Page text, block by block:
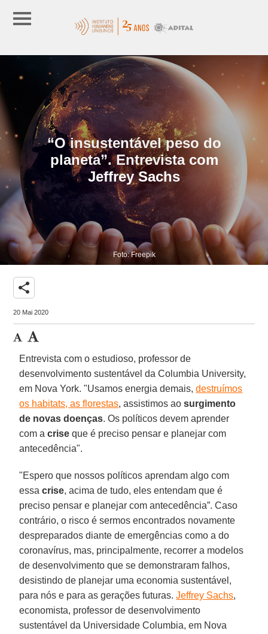
“O insustentável peso do
planeta”. Entrevista com
Jeffrey Sachs
Foto: Freepik
share
20 Mai 2020
Entrevista com o estudioso, professor de
desenvolvimento sustentável da Columbia University,
em Nova York. "Usamos energia demais,destruímos
os habitats, as florestas, assistimos aosurgimento
de novas doenças. Os políticos devem aprender
com acrise que é preciso pensar e planejar com
antecedência".
"Espero que nossos políticos aprendam algo com
essacrise, acima de tudo, eles entendam que é
preciso pensar e planejar com antecedência”. Caso
contrário, o risco é sermos encontrados novamente
despreparados diante de emergências como a do
coronavírus, mas, principalmente, recorrer a modelos
de desenvolvimento que se demonstraram falhos,
desistindo de planejar uma economia sustentável,
para nós e para as gerações futuras.Jeffrey Sachs,
economista, professor de desenvolvimento
sustentável da Universidade Columbia, em Nova